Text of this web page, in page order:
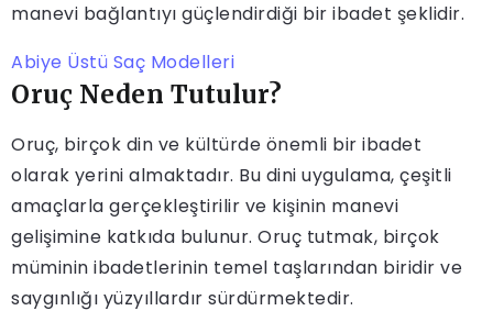
manevi bağlantıyı güçlendirdiği bir ibadet şeklidir.
Abiye Üstü Saç Modelleri
Oruç Neden Tutulur?
Oruç, birçok din ve kültürde önemli bir ibadet
olarak yerini almaktadır. Bu dini uygulama, çeşitli
amaçlarla gerçekleştirilir ve kişinin manevi
gelişimine katkıda bulunur. Oruç tutmak, birçok
müminin ibadetlerinin temel taşlarından biridir ve
saygınlığı yüzyıllardır sürdürmektedir.